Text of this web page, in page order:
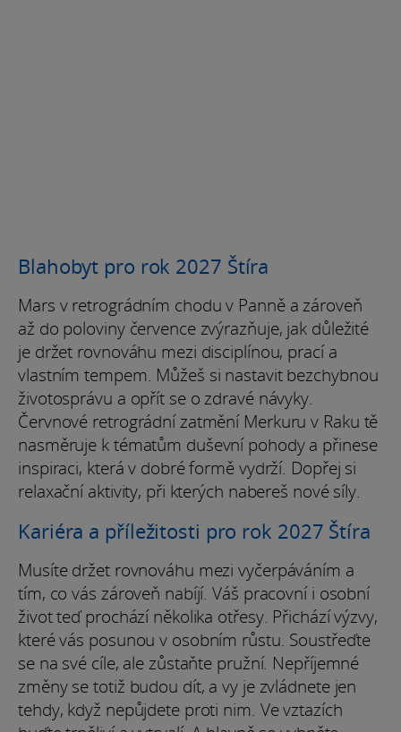
Blahobyt pro rok 2027 Štíra
Mars v retrográdním chodu v Panně a zároveň
až do poloviny července zvýrazňuje, jak důležité
je držet rovnováhu mezi disciplínou, prací a
vlastním tempem. Můžeš si nastavit bezchybnou
životosprávu a opřít se o zdravé návyky.
Červnové retrográdní zatmění Merkuru v Raku tě
nasměruje k tématům duševní pohody a přinese
inspiraci, která v dobré formě vydrží. Dopřej si
relaxační aktivity, při kterých nabereš nové síly.
Kariéra a příležitosti pro rok 2027 Štíra
Musíte držet rovnováhu mezi vyčerpáváním a
tím, co vás zároveň nabíjí. Váš pracovní i osobní
život teď prochází několika otřesy. Přichází výzvy,
které vás posunou v osobním růstu. Soustřeďte
se na své cíle, ale zůstaňte pružní. Nepříjemné
změny se totiž budou dít, a vy je zvládnete jen
tehdy, když nepůjdete proti nim. Ve vztazích